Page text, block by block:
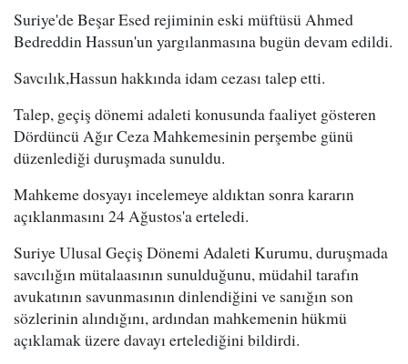
Suriye'de Beşar Esed rejiminin eski müftüsü Ahmed
Bedreddin Hassun'un yargılanmasına bugün devam edildi.
Savcılık,Hassun hakkında idam cezası talep etti.
Talep, geçiş dönemi adaleti konusunda faaliyet gösteren
Dördüncü Ağır Ceza Mahkemesinin perşembe günü
düzenlediği duruşmada sunuldu.
Mahkeme dosyayı incelemeye aldıktan sonra kararın
açıklanmasını 24 Ağustos'a erteledi.
Suriye Ulusal Geçiş Dönemi Adaleti Kurumu, duruşmada
savcılığın mütalaasının sunulduğunu, müdahil tarafın
avukatının savunmasının dinlendiğini ve sanığın son
sözlerinin alındığını, ardından mahkemenin hükmü
açıklamak üzere davayı ertelediğini bildirdi.